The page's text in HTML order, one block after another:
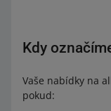
Kdy
Vaše nabídky na
pokud: